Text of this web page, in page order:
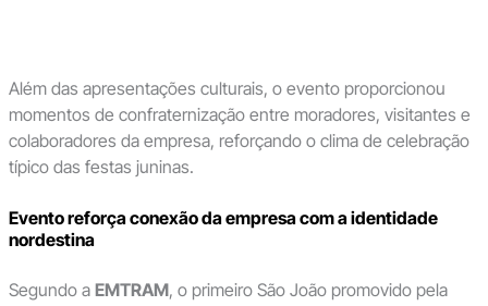
Além das apresentações culturais, o evento proporcionou
momentos de confraternização entre moradores, visitantes e
colaboradores da empresa, reforçando o clima de celebração
típico das festas juninas.
Evento reforça conexão da empresa com a identidade
nordestina
Segundo a EMTRAM, o primeiro São João promovido pela